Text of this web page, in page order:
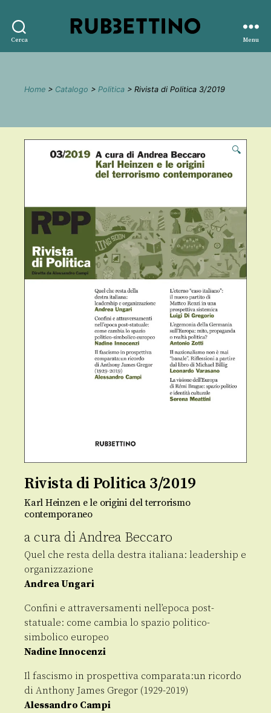
Cerca
editore
Menu
Home > Catalogo > Politica > Rivista di Politica 3/2019
🔍
Rivista di Politica 3/2019
Karl Heinzen e le origini del terrorismo
contemporaneo
a cura diAndrea Beccaro
Quel che resta della destra italiana: leadership e
organizzazione
Andrea Ungari
Confini e attraversamenti nell’epoca post-
statuale: come cambia lo spazio politico-
simbolico europeo
Nadine Innocenzi
Il fascismo in prospettiva comparata:un ricordo
di Anthony James Gregor (1929-2019)
Alessandro Campi